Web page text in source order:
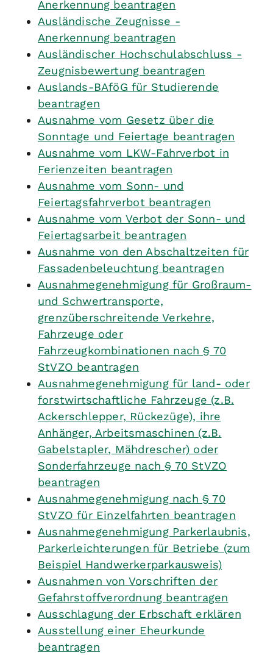
Anerkennung beantragen
Ausländische Zeugnisse -
Anerkennung beantragen
Ausländischer Hochschulabschluss -
Zeugnisbewertung beantragen
Auslands-BAföG für Studierende
beantragen
Ausnahme vom Gesetz über die
Sonntage und Feiertage beantragen
Ausnahme vom LKW-Fahrverbot in
Ferienzeiten beantragen
Ausnahme vom Sonn- und
Feiertagsfahrverbot beantragen
Ausnahme vom Verbot der Sonn- und
Feiertagsarbeit beantragen
Ausnahme von den Abschaltzeiten für
Fassadenbeleuchtung beantragen
Ausnahmegenehmigung für Großraum-
und Schwertransporte,
grenzüberschreitende Verkehre,
Fahrzeuge oder
Fahrzeugkombinationen nach § 70
StVZO beantragen
Ausnahmegenehmigung für land- oder
forstwirtschaftliche Fahrzeuge (z.B.
Ackerschlepper, Rückezüge), ihre
Anhänger, Arbeitsmaschinen (z.B.
Gabelstapler, Mähdrescher) oder
Sonderfahrzeuge nach § 70 StVZO
beantragen
Ausnahmegenehmigung nach § 70
StVZO für Einzelfahrten beantragen
Ausnahmegenehmigung Parkerlaubnis,
Parkerleichterungen für Betriebe (zum
Beispiel Handwerkerparkausweis)
Ausnahmen von Vorschriften der
Gefahrstoffverordnung beantragen
Ausschlagung der Erbschaft erklären
Ausstellung einer Eheurkunde
beantragen